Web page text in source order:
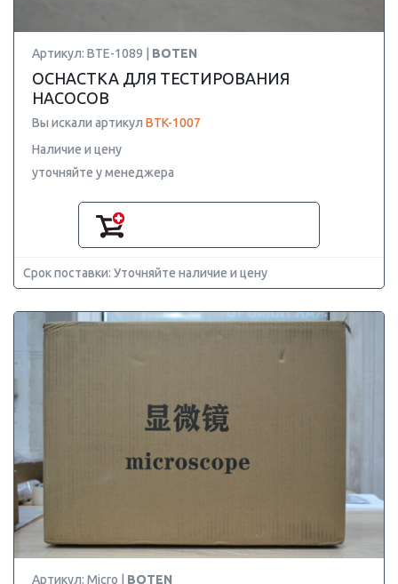
Артикул: BTE-1089 | BOTEN
ОСНАСТКА ДЛЯ ТЕСТИРОВАНИЯ
НАСОСОВ
Вы искали артикул BTK-1007
Наличие и цену
уточняйте у менеджера
Срок поставки: Уточняйте наличие и цену
Артикул: Micro | BOTEN